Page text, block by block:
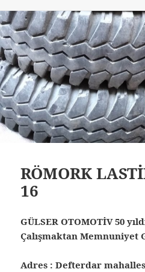
RÖMORK
16
GÜLSER OTOMOTİV 50
Çalışmaktan
Adres : Defterdar